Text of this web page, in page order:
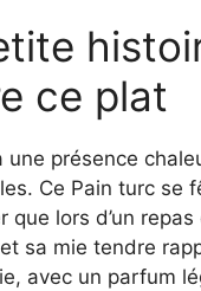
ce plat
une présence
Ce Pain turc se
que lors d’un repas
sa mie tendre
avec un parfum